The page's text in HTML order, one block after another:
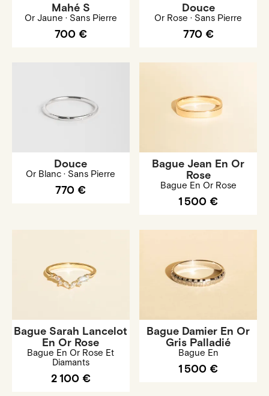
Mahé S
Or Jaune · Sans Pierre
700 €
Douce
Or Rose · Sans Pierre
770 €
Douce
Or Blanc · Sans Pierre
770 €
Bague Jean En Or
Rose
Bague En Or Rose
1 500 €
Bague Sarah Lancelot
En Or Rose
Bague En Or Rose Et
Diamants
2 100 €
Bague Damier En Or
Gris Palladié
Bague En
1 500 €